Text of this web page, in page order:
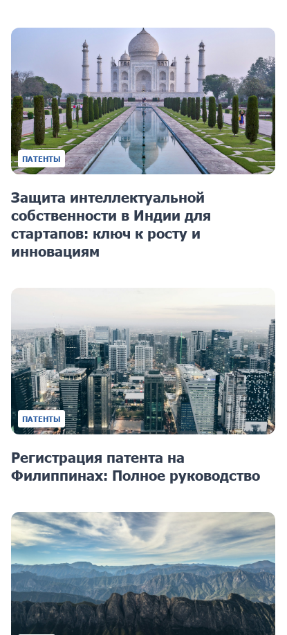
ПАТЕНТЫ
Защита интеллектуальной
собственности в Индии для
стартапов: ключ к росту и
инновациям
ПАТЕНТЫ
Регистрация патента на
Филиппинах: Полное руководство